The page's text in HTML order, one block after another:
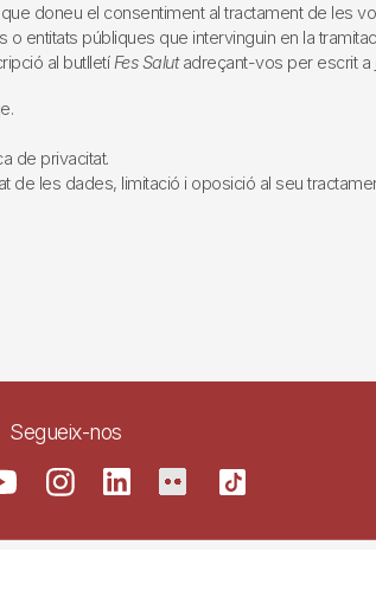
doneu el consentiment al tractament de les
entitats públiques que intervinguin en la
al butlletí Fes Salutadreçant-vos per escrit a
de privacitat.
de les dades, limitació i oposició al seu
Segueix-nos